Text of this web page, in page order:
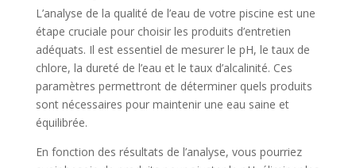
L’analyse de la qualité de l’eau de votre piscine est une
étape cruciale pour choisir les produits d’entretien
adéquats. Il est essentiel de mesurer le pH, le taux de
chlore, la dureté de l’eau et le taux d’alcalinité. Ces
paramètres permettront de déterminer quels produits
sont nécessaires pour maintenir une eau saine et
équilibrée.
En fonction des résultats de l’analyse, vous pourriez